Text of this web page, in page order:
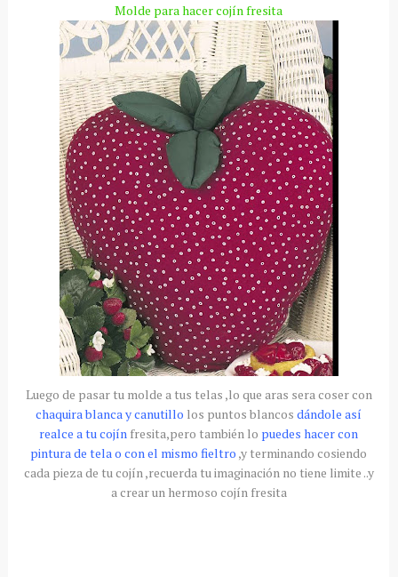
Molde para hacer cojín fresita
Luego de pasar tu molde a tus telas ,lo que aras sera coser con
chaquira blanca y canutillo los puntos blancosdándole así
realce a tu cojín fresita,pero también lo puedes hacer con
pintura de tela o con el mismo fieltro ,y terminando cosiendo
cada pieza de tu cojín ,recuerda tu imaginación no tiene limite ..y
a crear un hermoso cojín fresita